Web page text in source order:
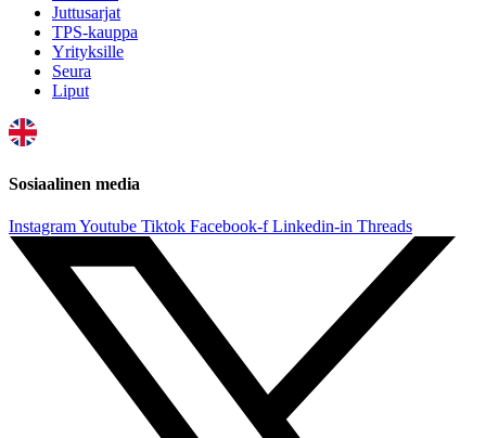
Juttusarjat
TPS-kauppa
Yrityksille
Seura
Liput
Sosiaalinen media
InstagramYoutube Tiktok Facebook-f Linkedin-in Threads